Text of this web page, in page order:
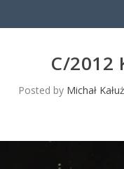
C/2012
Posted by Michał